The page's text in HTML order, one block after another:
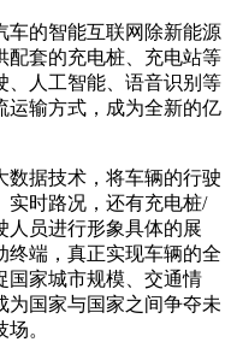
车的智能互联网除新能源
配套的充电桩、充电站等
、人工智能、语音识别等
运输方式，成为全新的亿
数据技术，将车辆的行驶
实时路况，还有充电桩/
人员进行形象具体的展
终端，真正实现车辆的全
国家城市规模、交通情
为国家与国家之间争夺未
。